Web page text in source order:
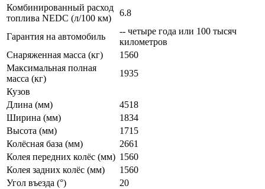
Комбинированный расход
топлива NEDC (л/100 км)
6.8
Гарантия на автомобиль
-- четыре года или 100 тысяч
километров
Снаряженная масса (кг)
1560
Максимальная полная
масса (кг)
1935
Кузов
Длина (мм)
4518
Ширина (мм)
1834
Высота (мм)
1715
Колёсная база (мм)
2661
Колея передних колёс (мм) 1560
Колея задних колёс (мм)
1560
Угол въезда (°)
20